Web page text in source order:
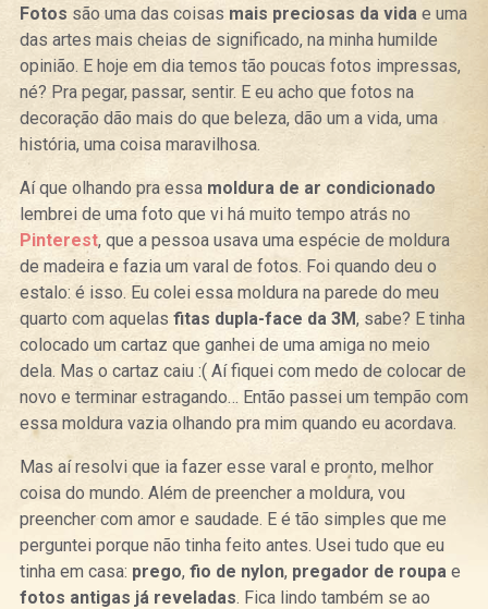
Fotos são uma das coisas mais preciosas da vida e uma
das artes mais cheias de significado, na minha humilde
opinião. E hoje em dia temos tão poucas fotos impressas,
né? Pra pegar, passar, sentir. E eu acho que fotos na
decoração dão mais do que beleza, dão um a vida, uma
história, uma coisa maravilhosa.
Aí que olhando pra essa moldura de ar condicionado
lembrei de uma foto que vi há muito tempo atrás no
Pinterest, que a pessoa usava uma espécie de moldura
de madeira e fazia um varal de fotos. Foi quando deu o
estalo: é isso. Eu colei essa moldura na parede do meu
quarto com aquelas fitas dupla-face da 3M, sabe? E tinha
colocado um cartaz que ganhei de uma amiga no meio
dela. Mas o cartaz caiu :( Aí fiquei com medo de colocar de
novo e terminar estragando… Então passei um tempão com
essa moldura vazia olhando pra mim quando eu acordava.
Mas aí resolvi que ia fazer esse varal e pronto, melhor
coisa do mundo. Além de preencher a moldura, vou
preencher com amor e saudade. E é tão simples que me
perguntei porque não tinha feito antes. Usei tudo que eu
tinha em casa: prego, fio de nylon, pregador de roupa e
fotos antigas já reveladas . Fica lindo também se ao